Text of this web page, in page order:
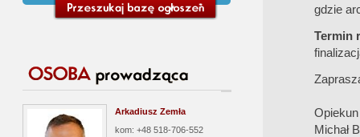
Arkadiusz Zemła
kom: +48 518-706-552
gdzie
Termin
Michał